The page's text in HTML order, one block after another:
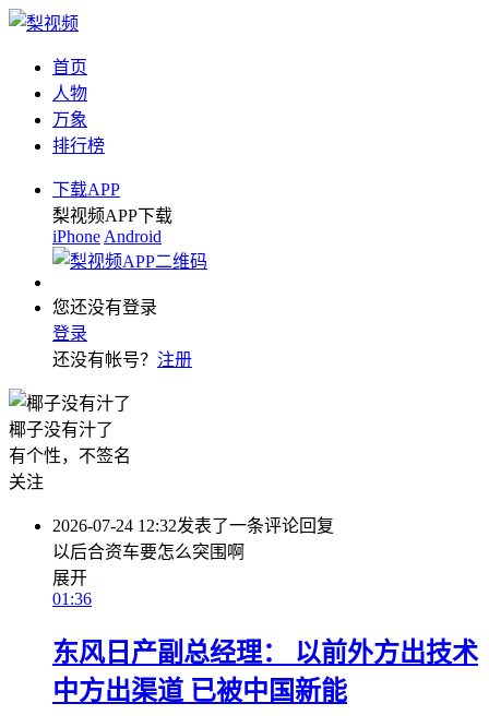
首页
人物
万象
排行榜
下载APP
梨视频APP下载
iPhone Android
您还没有登录
登录
还没有帐号？ 注册
椰子没有汁了
有个性，不签名
关注
2026-07-24 12:32发表了一条评论回复
以后合资车要怎么突围啊
展开
01:36
东风日产副总经理： 以前外方出技术
中方出渠道 已被中国新能